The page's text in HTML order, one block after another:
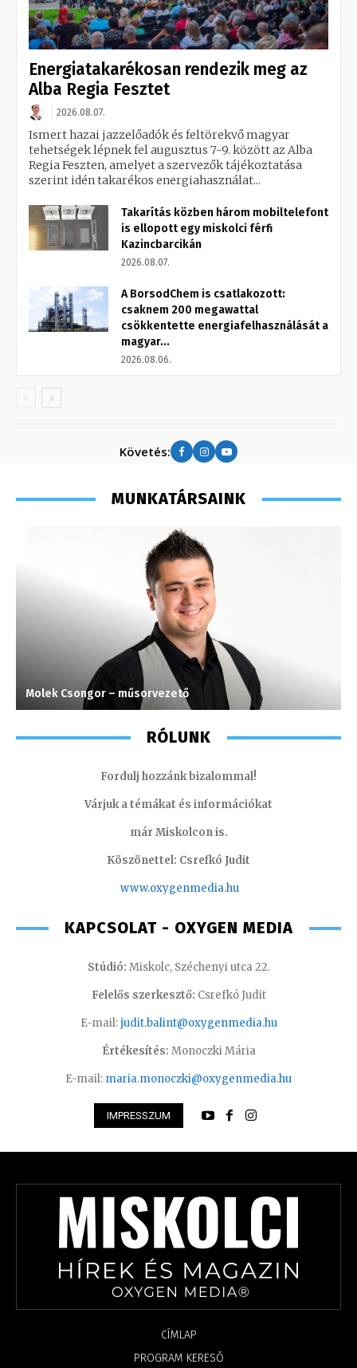
Energiatakarékosan rendezik meg az
Alba Regia Fesztet
2026.08.07.
Ismert hazai jazzelőadók és feltörekvő magyar
tehetségek lépnek fel augusztus 7-9. között az Alba
Regia Feszten, amelyet a szervezők tájékoztatása
szerint idén takarékos energiahasználat...
Takarítás közben három mobiltelefont
is ellopott egy miskolci férfi
Kazincbarcikán
2026.08.07.
A BorsodChem is csatlakozott:
csaknem 200 megawattal
csökkentette energiafelhasználását a
magyar...
2026.08.06.
Követés:
MUNKATÁRSAINK
Molek Csongor – műsorvezető
RÓLUNK
Fordulj hozzánk bizalommal!
Várjuk a témákat és információkat
már Miskolcon is.
Köszönettel: Csrefkó Judit
www.oxygenmedia.hu
KAPCSOLAT - OXYGEN MEDIA
Stúdió: Miskolc, Széchenyi utca 22.
Felelős szerkesztő: Csrefkó Judit
E-mail:judit.balint@oxygenmedia.hu
Értékesítés: Monoczki Mária
E-mail: maria.monoczki@oxygenmedia.hu
IMPRESSZUM
CÍMLAP
PROGRAM KERESŐ